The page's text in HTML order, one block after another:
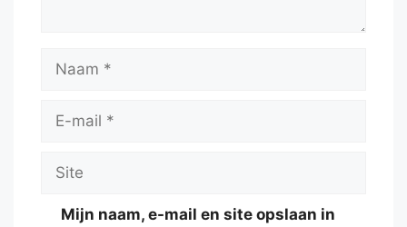
Naam
Site
Mijn naam, e-mail en site opslaan in